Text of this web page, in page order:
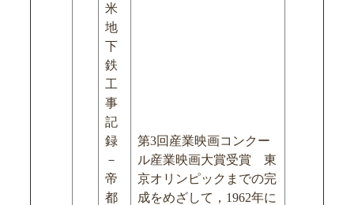
米
地
下
鉄
工
事
記
録
－
帝
都
第3回産業映画コンクー
ル産業映画大賞受賞 東
京オリンピックまでの完
成をめざして，1962年に